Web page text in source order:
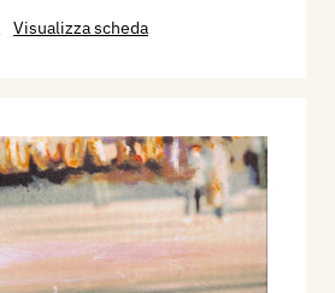
Visualizza scheda